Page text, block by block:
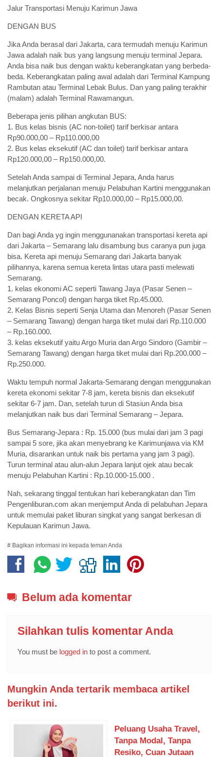
Jalur Transportasi Menuju Karimun Jawa
DENGAN BUS
Jika Anda berasal dari Jakarta, cara termudah menuju Karimun
Jawa adalah naik bus yang langsung menuju terminal Jepara.
Anda bisa naik bus dengan waktu keberangkatan yang berbeda-
beda. Keberangkatan paling awal adalah dari Terminal Kampung
Rambutan atau Terminal Lebak Bulus. Dan yang paling terakhir
(malam) adalah Terminal Rawamangun.
Beberapa jenis pilihan angkutan BUS:
1. Bus kelas bisnis (AC non-toilet) tarif berkisar antara
Rp90.000,00 – Rp110.000,00
2. Bus kelas eksekutif (AC dan toilet) tarif berkisar antara
Rp120.000,00 – Rp150.000,00.
Setelah Anda sampai di Terminal Jepara, Anda harus
melanjutkan perjalanan menuju Pelabuhan Kartini menggunakan
becak. Ongkosnya sekitar Rp10.000,00 – Rp15.000,00.
DENGAN KERETA API
Dan bagi Anda yg ingin menggunanakan transportasi kereta api
dari Jakarta – Semarang lalu disambung bus caranya pun juga
bisa. Kereta api menuju Semarang dari Jakarta banyak
pilihannya, karena semua kereta lintas utara pasti melewati
Semarang.
1. kelas ekonomi AC seperti Tawang Jaya (Pasar Senen –
Semarang Poncol) dengan harga tiket Rp.45.000.
2. Kelas Bisnis seperti Senja Utama dan Menoreh (Pasar Senen
– Semarang Tawang) dengan harga tiket mulai dari Rp.110.000
– Rp.160.000.
3. kelas eksekutif yaitu Argo Muria dan Argo Sindoro (Gambir –
Semarang Tawang) dengan harga tiket mulai dari Rp.200.000 –
Rp.250.000.
Waktu tempuh normal Jakarta-Semarang dengan menggunakan
kereta ekonomi sekitar 7-8 jam, kereta bisnis dan eksekutif
sekitar 6-7 jam. Dan, setelah turun di Stasiun Anda bisa
melanjutkan naik bus dari Terminal Semarang – Jepara.
Bus Semarang-Jepara : Rp. 15.000 (bus mulai dari jam 3 pagi
sampai 5 sore, jika akan menyebrang ke Karimunjawa via KM
Muria, disarankan untuk naik bis pertama yang jam 3 pagi).
Turun terminal atau alun-alun Jepara lanjut ojek atau becak
menuju Pelabuhan Kartini : Rp.10.000-15.000 .
Nah, sekarang tinggal tentukan hari keberangkatan dan Tim
Pengenliburan.com akan menjemput Anda di pelabuhan Jepara
untuk memulai paket liburan singkat yang sangat berkesan di
Kepulauan Karimun Jawa.
# Bagikan informasi ini kepada teman Anda
Belum ada komentar
Silahkan tulis komentar Anda
You must be logged in to post a comment.
Mungkin Anda tertarik membaca artikel
berikut ini.
Peluang Usaha Travel,
Tanpa Modal, Tanpa
Resiko, Cuan Jutaan